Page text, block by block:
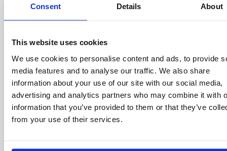
Consent Details About
This website uses cookies
We use cookies to personalise content and ads, to provide
media features and to analyse our traffic. We also share
information about your use of our site with our social media,
advertising and analytics partners who may combine it with
information that you’ve provided to them or that they’ve
from your use of their services.
monde des licences, le tout en un seul clic.